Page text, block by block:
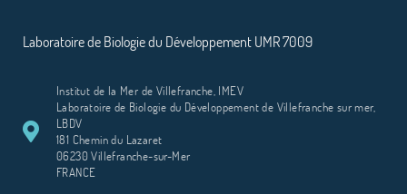
Laboratoire de Biologie du Développement UMR 7009
Institut de la Mer de Villefranche, IMEV
Laboratoire de Biologie du Développement de Villefranche sur mer,
LBDV
181 Chemin du Lazaret
06230 Villefranche-sur-Mer
FRANCE